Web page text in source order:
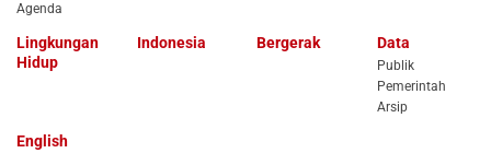
Agenda
Lingkungan
Hidup
Indonesia Bergerak Data
Publik
Pemerintah
Arsip
English